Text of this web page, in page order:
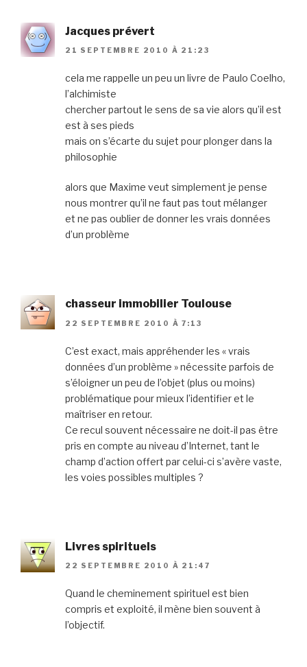
Jacques prévert
21 SEPTEMBRE 2010 À 21:23
cela me rappelle un peu un livre de Paulo Coelho,
l’alchimiste
chercher partout le sens de sa vie alors qu’il est
est à ses pieds
mais on s’écarte du sujet pour plonger dans la
philosophie
alors que Maxime veut simplement je pense
nous montrer qu’il ne faut pas tout mélanger
et ne pas oublier de donner les vrais données
d’un problème
chasseur immobilier Toulouse
22 SEPTEMBRE 2010 À 7:13
C’est exact, mais appréhender les « vrais
données d’un problème » nécessite parfois de
s’éloigner un peu de l’objet (plus ou moins)
problématique pour mieux l’identifier et le
maîtriser en retour.
Ce recul souvent nécessaire ne doit-il pas être
pris en compte au niveau d’Internet, tant le
champ d’action offert par celui-ci s’avère vaste,
les voies possibles multiples ?
Livres spirituels
22 SEPTEMBRE 2010 À 21:47
Quand le cheminement spirituel est bien
compris et exploité, il mène bien souvent à
l’objectif.